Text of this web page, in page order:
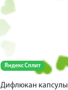
Яндекс Сплит
Дифлюкан капсулы